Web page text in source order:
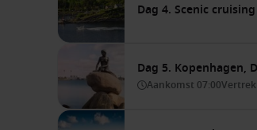
Dag 4. Scenic
Dag 5. Kopenhagen,
Aankomst 07:00Vertrek